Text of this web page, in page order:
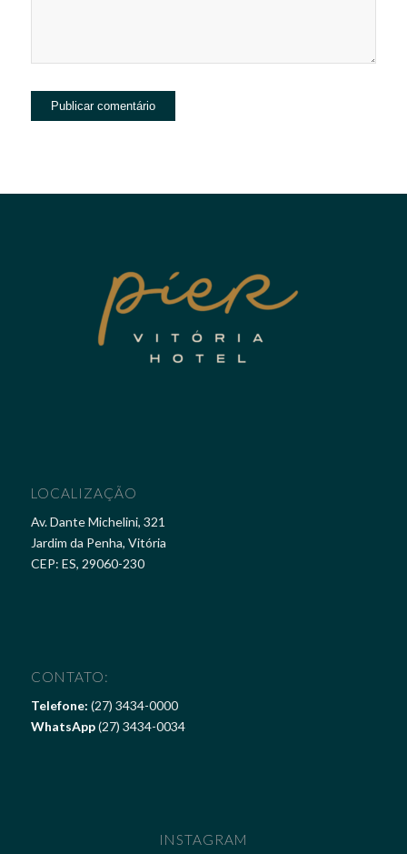
LOCALIZAÇÃO
Av. Dante Michelini, 321
Jardim da Penha, Vitória
CEP: ES, 29060-230
CONTATO:
Telefone: (27) 3434-0000
WhatsApp(27) 3434-0034
INSTAGRAM